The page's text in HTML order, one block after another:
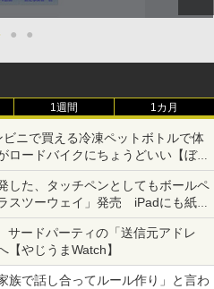
● ●
1週間 1カ月
ニで買える冷凍ペットボトルで体
ロードバイクにちょうどいい【ぼっ
空いた時間でなにしてる？】
した、タッチペンとしてもボールペ
スツーウェイ」発売 iPadにも紙に
サードパーティの「送信元アドレ
やじうまWatch】
族で話し合ってルール作り」と言わ